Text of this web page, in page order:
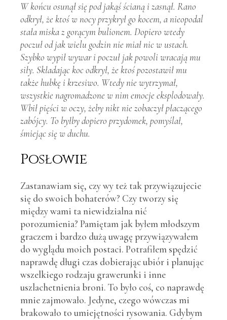
W końcu osunął się pod jakąś ścianą i zasnął. Rano
odkrył, że ktoś w nocy przykrył go kocem, a nieopodal
stała miska z gorącym bulionem. Dopiero wtedy
poczuł od jak wielu godzin nie miał nic w ustach.
Szybko wypił wywar i poczuł jak powoli wracają mu
siły. Składając koc odkrył, że ktoś pozostawił mu
także hubkę i krzesiwo. Wtedy nie wytrzymał,
wszystkie nagromadzone w nim emocje eksplodowały.
Wbił pięści w oczy, żeby nikt nie zobaczył płaczącego
zabójcy. To byłby dopiero przydomek, pomyślał,
śmiejąc się w duchu.
Posłowie
Zastanawiam się, czy wy też tak przywiązujecie
się do swoich bohaterów? Czy tworzy się
między wami ta niewidzialna nić
porozumienia? Pamiętam jak byłem młodszym
graczem i bardzo dużą uwagę przywiązywałem
do wyglądu moich postaci. Potrafiłem spędzić
naprawdę długi czas dobierając ubiór i planując
wszelkiego rodzaju grawerunki i inne
uszlachetnienia broni. To było coś, co naprawdę
mnie zajmowało. Jedyne, czego wówczas mi
brakowało to umiejętności rysowania. Gdybym